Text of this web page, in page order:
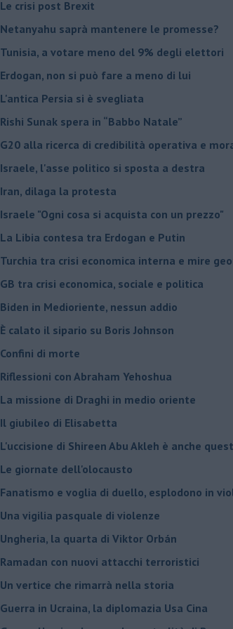
Le crisi post Brexit
Netanyahu saprà mantenere le promesse?
Tunisia, a votare meno del 9% degli elettori
Erdogan, non si può fare a meno di lui
L'antica Persia si è svegliata
Rishi Sunak spera in “Babbo Natale”
G20 alla ricerca di credibilità operativa e
Israele, l'asse politico si sposta a destra
Iran, dilaga la protesta
Israele "Ogni cosa si acquista con un prezzo"
La Libia contesa tra Erdogan e Putin
Turchia tra crisi economica interna e mire
GB tra crisi economica, sociale e politica
Biden in Medioriente, nessun addio
È calato il sipario su Boris Johnson
Confini di morte
Riflessioni con Abraham Yehoshua
La missione di Draghi in medio oriente
Il giubileo di Elisabetta
L'uccisione di Shireen Abu Akleh è anche
Le giornate dell'olocausto
Fanatismo e voglia di duello, esplodono in
Una vigilia pasquale di violenze
Ungheria, la quarta di Viktor Orbán
Ramadan con nuovi attacchi terroristici
Un vertice che rimarrà nella storia
Guerra in Ucraina, la diplomazia Usa Cina